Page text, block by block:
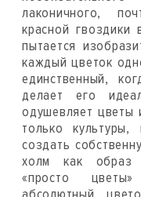
лаконичного,
красной гвоздики
пытается
каждый цветок
единственный,
делает его
одушевляет цветы
только
создать
холм как образ
«просто